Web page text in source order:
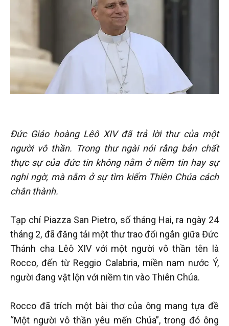
Đức Giáo hoàng Lêô XIV đã trả lời thư của một
người vô thần. Trong thư ngài nói rằng bản chất
thực sự của đức tin không nằm ở niềm tin hay sự
nghi ngờ, mà nằm ở sự tìm kiếm Thiên Chúa cách
chân thành.
Tạp chí Piazza San Pietro, số tháng Hai, ra ngày 24
tháng 2, đã đăng tải một thư trao đổi ngắn giữa Đức
Thánh cha Lêô XIV với một người vô thần tên là
Rocco, đến từ Reggio Calabria, miền nam nước Ý,
người đang vật lộn với niềm tin vào Thiên Chúa.
Rocco đã trích một bài thơ của ông mang tựa đề
“Một người vô thần yêu mến Chúa”, trong đó ông